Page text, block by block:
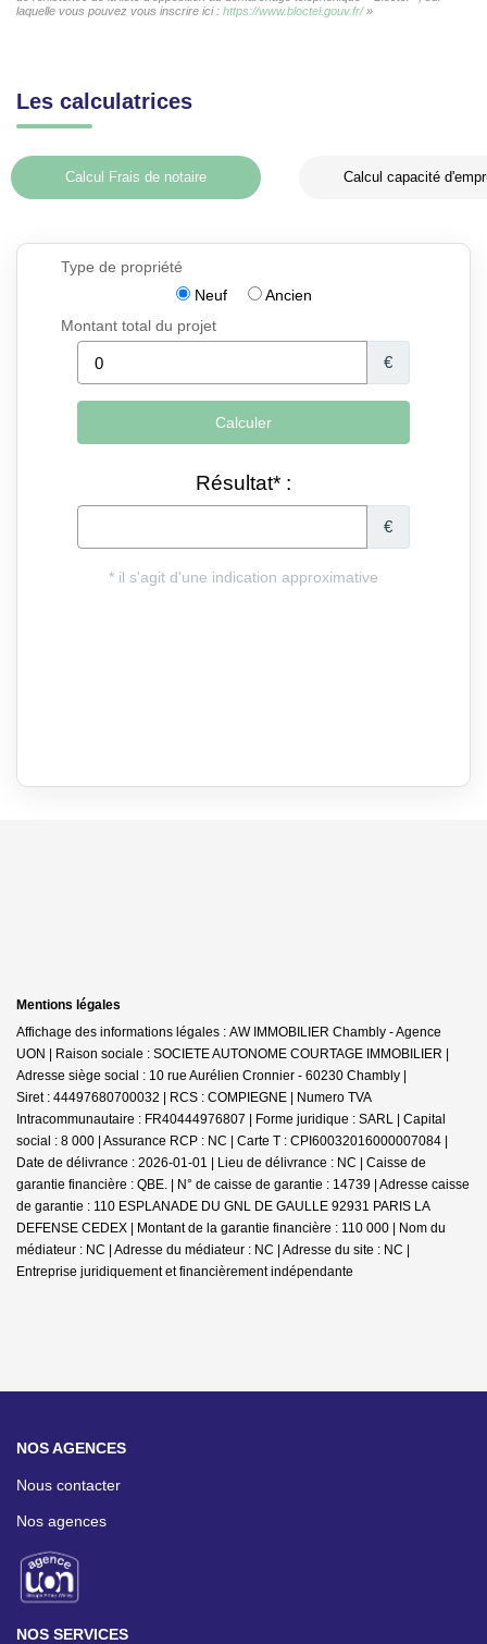
laquelle vous pouvez vous inscrire ici : https://www.bloctel.gouv.fr/»
Les calculatrices
Calcul Frais de notaire Calcul capacité
Mentions légales
Affichage des informations légales : AW IMMOBILIER Chambly - Agence
UON | Raison sociale : SOCIETE AUTONOME COURTAGE IMMOBILIER |
Adresse siège social : 10 rue Aurélien Cronnier - 60230 Chambly |
Siret : 44497680700032 | RCS : COMPIEGNE | Numero TVA
Intracommunautaire : FR40444976807 | Forme juridique : SARL | Capital
social : 8 000 | Assurance RCP : NC | Carte T : CPI60032016000007084 |
Date de délivrance : 2026-01-01 | Lieu de délivrance : NC | Caisse de
garantie financière : QBE. | N° de caisse de garantie : 14739 | Adresse caisse
de garantie : 110 ESPLANADE DU GNL DE GAULLE 92931 PARIS LA
DEFENSE CEDEX | Montant de la garantie financière : 110 000 | Nom du
médiateur : NC | Adresse du médiateur : NC | Adresse du site : NC |
Entreprise juridiquement et financièrement indépendante
NOS AGENCES
Nous contacter
Nos agences
NOS SERVICES